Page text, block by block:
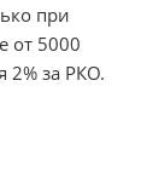
при
от 5000
2% за РКО.